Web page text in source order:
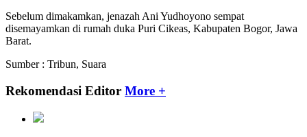
Sebelum dimakamkan, jenazah Ani Yudhoyono sempat
disemayamkan di rumah duka Puri Cikeas, Kabupaten Bogor, Jawa
Barat.
Sumber : Tribun, Suara
Rekomendasi Editor More +